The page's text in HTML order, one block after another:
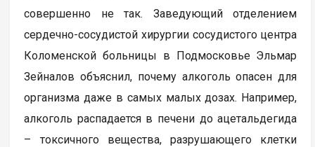
совершенно не так. Заведующий отделением
сердечно-сосудистой хирургии сосудистого центра
Коломенской больницы в Подмосковье Эльмар
Зейналов объяснил, почему алкоголь опасен для
организма даже в самых малых дозах. Например,
алкоголь распадается в печени до ацетальдегида
– токсичного вещества, разрушающего клетки